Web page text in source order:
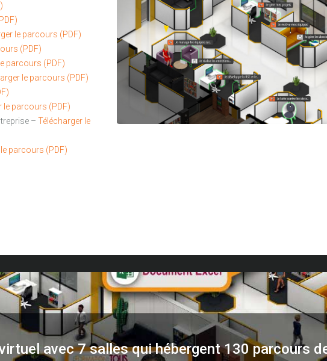
le parcours (PDF)
(PDF)
parcours (PDF)
le parcours (PDF)
le parcours (PDF)
– Télécharger le
parcours (PDF)
avec 7 salles qui hébergent 130 parcours